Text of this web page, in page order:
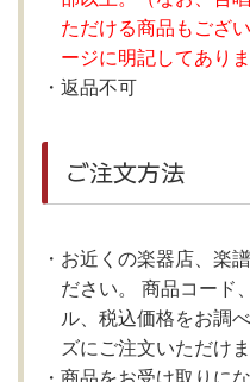
ただける商品もござ
ージに明記してありま
返品不可
ご注文方法
お近くの楽器店、楽
ださい。 商品コード
ル、税込価格をお調
ズにご注文いただけま
商品をお受け取りに